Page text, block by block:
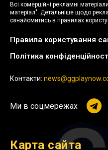
Всі комерційні рекламні
матеріал". Детальніше щодо
ознайомитись в правилах
Правила користування
Політика
Контакти:
Ми в соцмережах
Карта сайта